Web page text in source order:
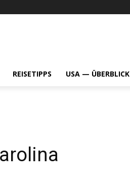
REISETIPPS USA — ÜBERBLICK